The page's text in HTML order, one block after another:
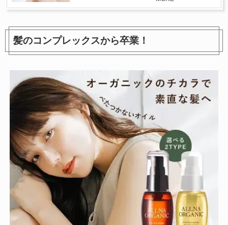
髪のコンプレックスから卒業！